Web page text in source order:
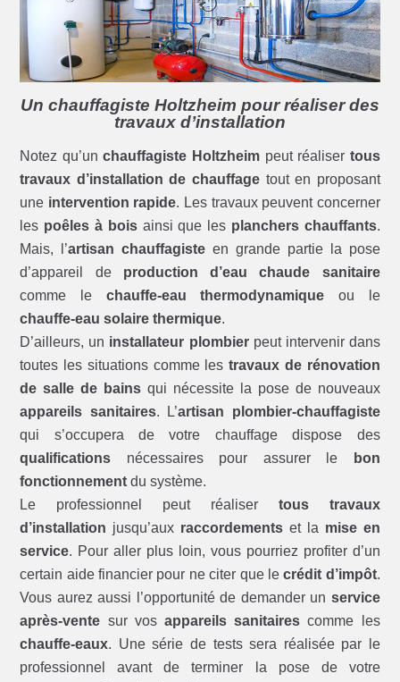
Un chauffagiste Holtzheim pour réaliser des
travaux d’installation
Notez qu’unchauffagiste Holtzheim peut réaliser tous
travaux d’installation de chauffage tout en proposant
une intervention rapide. Les travaux peuvent concerner
les poêles à boisainsi que les planchers chauffants.
Mais, l’artisan chauffagiste en grande partie la pose
d’appareil de production d’eau chaude sanitaire
comme le chauffe-eau thermodynamique ou le
chauffe-eau solaire thermique.
D’ailleurs, un installateur plombierpeut intervenir dans
toutes les situations comme lestravaux de rénovation
de salle de bains qui nécessite la pose de nouveaux
appareils sanitaires. L’artisan plombier-chauffagiste
qui s’occupera de votre chauffage dispose des
qualifications nécessaires pour assurer le
bon
fonctionnement du système.
Le professionnel peut réaliser tous travaux
d’installation jusqu’aux raccordements et la mise en
service. Pour aller plus loin, vous pourriez profiter d’un
certain aide financier pour ne citer que lecrédit d’impôt.
Vous aurez aussi l’opportunité de demander un service
après-vente sur vos appareils sanitaires comme les
chauffe-eaux. Une série de tests sera réalisée par le
professionnel avant de terminer la pose de votre